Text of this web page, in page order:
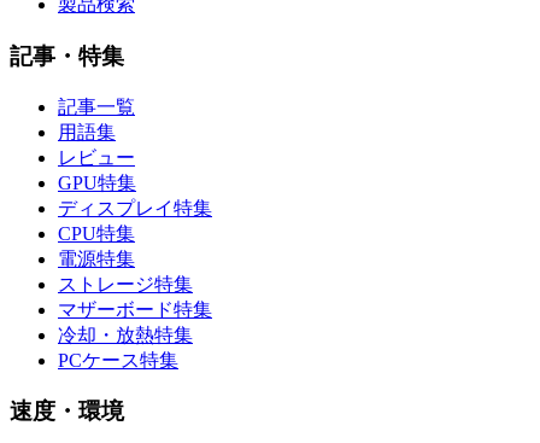
製品検索
記事・特集
記事一覧
用語集
レビュー
GPU特集
ディスプレイ特集
CPU特集
電源特集
ストレージ特集
マザーボード特集
冷却・放熱特集
PCケース特集
速度・環境